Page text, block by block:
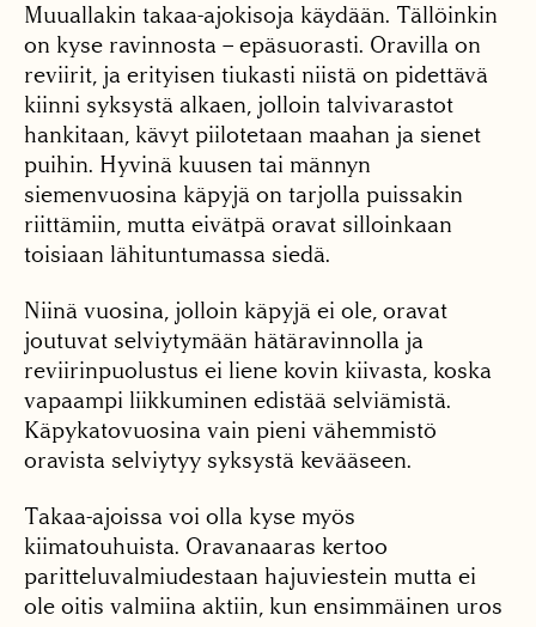
Muuallakin takaa-ajokisoja käydään. Tällöinkin
on kyse ravinnosta – epäsuorasti. Oravilla on
reviirit, ja erityisen tiukasti niistä on pidettävä
kiinni syksystä alkaen, jolloin talvivarastot
hankitaan, kävyt piilotetaan maahan ja sienet
puihin. Hyvinä kuusen tai männyn
siemenvuosina käpyjä on tarjolla puissakin
riittämiin, mutta eivätpä oravat silloinkaan
toisiaan lähituntumassa siedä.
Niinä vuosina, jolloin käpyjä ei ole, oravat
joutuvat selviytymään hätäravinnolla ja
reviirinpuolustus ei liene kovin kiivasta, koska
vapaampi liikkuminen edistää selviämistä.
Käpykatovuosina vain pieni vähemmistö
oravista selviytyy syksystä kevääseen.
Takaa-ajoissa voi olla kyse myös
kiimatouhuista. Oravanaaras kertoo
paritteluvalmiudestaan hajuviestein mutta ei
ole oitis valmiina aktiin, kun ensimmäinen uros